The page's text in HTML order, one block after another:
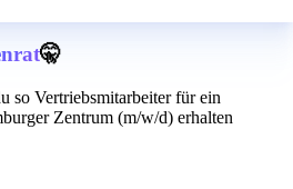
🤫
so Vertriebsmitarbeiter für ein
Zentrum (m/w/d) erhalten